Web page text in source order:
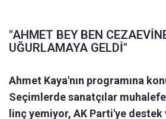
"AHMET BEY BEN
UĞURLAMAYA GELDİ"
Ahmet Kaya'nın programına
Seçimlerde sanatçılar
linç yemiyor, AK Parti'ye